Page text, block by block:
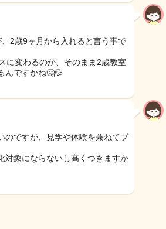
2歳9ヶ月から入れると言う事で
に変わるのか、そのまま2歳教室
んですかね🤔💦
のですが、見学や体験を兼ねてプ
対象にならないし高くつきますか